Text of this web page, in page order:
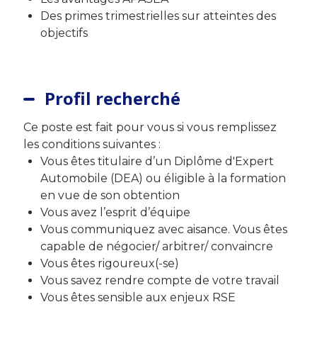
Des primes trimestrielles sur atteintes des
objectifs
Profil recherché
Ce poste est fait pour vous si vous remplissez
les conditions suivantes :
Vous êtes titulaire d’un Diplôme d'Expert
Automobile (DEA) ou éligible à la formation
en vue de son obtention
Vous avez l’esprit d’équipe
Vous communiquez avec aisance. Vous êtes
capable de négocier/ arbitrer/ convaincre
Vous êtes rigoureux(-se)
Vous savez rendre compte de votre travail
Vous êtes sensible aux enjeux RSE